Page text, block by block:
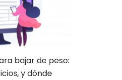
bajar de peso:
y dónde